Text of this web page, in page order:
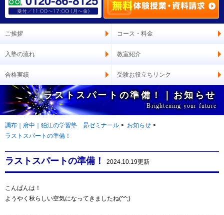
ご挨拶 コース・料金
入塾の流れ 教室紹介
合格実績 受験お役立ちリンク
ラストスパートの準備！｜お知らせ
Brightening your future
調布｜府中｜狛江の学習塾 昴ゼミナール > お知らせ >
ラストスパートの準備！
ラストスパートの準備！ 2024.10.19更新
こんばんは！
ようやく秋らしい空気になってきましたね(^^;)